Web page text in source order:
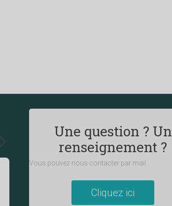
Une question ? Un
renseignement ?
Vous pouvez nous contacter par mail :
Cliquez ici